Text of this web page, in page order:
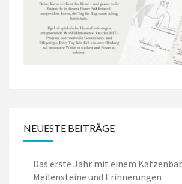
NEUESTE BEITRÄGE
Das erste Jahr mit einem
Meilensteine und Erinnerungen